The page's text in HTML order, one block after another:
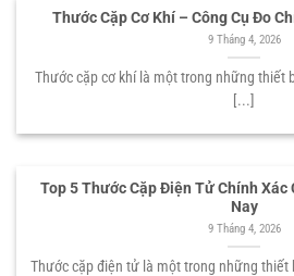
Thước Cặp Cơ Khí – Công Cụ Đo
9 Tháng 4, 2026
Thước cặp cơ khí là một trong những thiết
[...]
Top 5 Thước Cặp Điện Tử Chính Xác
Nay
9 Tháng 4, 2026
Thước cặp điện tử là một trong những thiết